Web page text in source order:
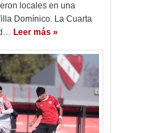
locales en una
Domínico. La Cuarta
Leer más »